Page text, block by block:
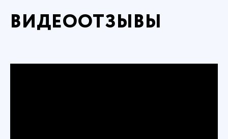
ВИДЕООТЗЫВЫ